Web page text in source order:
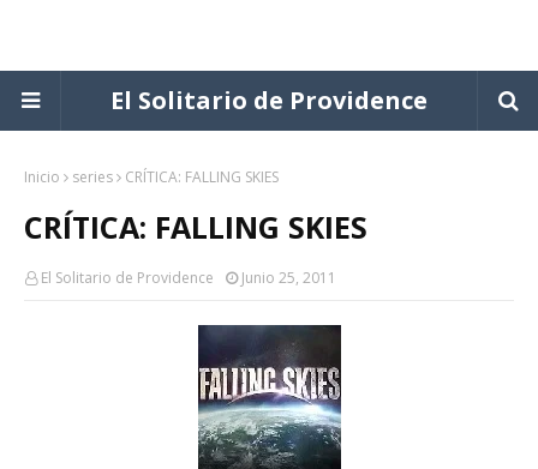
El Solitario de Providence
Inicio series CRÍTICA: FALLING SKIES
CRÍTICA: FALLING SKIES
El Solitario de Providence Junio 25, 2011